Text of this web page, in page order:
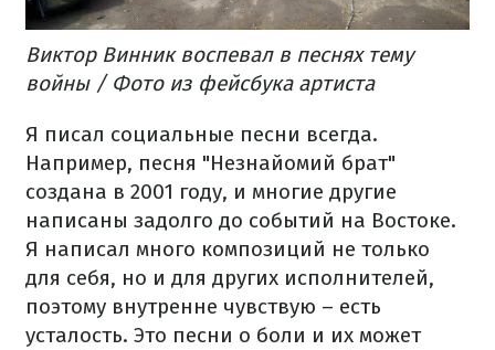
Виктор Винник воспевал в песнях тему
войны / Фото из фейсбука артиста
Я писал социальные песни всегда.
Например, песня "Незнайомий брат"
создана в 2001 году, и многие другие
написаны задолго до событий на Востоке.
Я написал много композиций не только
для себя, но и для других исполнителей,
поэтому внутренне чувствую – есть
усталость. Это песни о боли и их может